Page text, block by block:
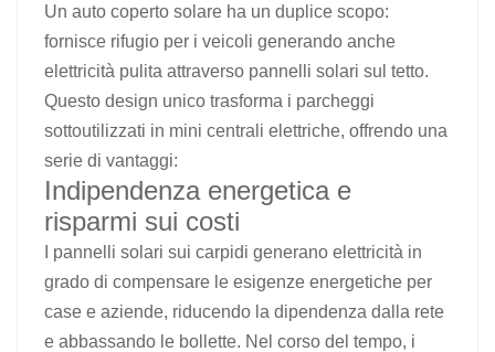
Un auto coperto solare ha un duplice scopo:
fornisce rifugio per i veicoli generando anche
elettricità pulita attraverso pannelli solari sul tetto.
Questo design unico trasforma i parcheggi
sottoutilizzati in mini centrali elettriche, offrendo una
serie di vantaggi:
Indipendenza energetica e
risparmi sui costi
I pannelli solari sui carpidi generano elettricità in
grado di compensare le esigenze energetiche per
case e aziende, riducendo la dipendenza dalla rete
e abbassando le bollette. Nel corso del tempo, i